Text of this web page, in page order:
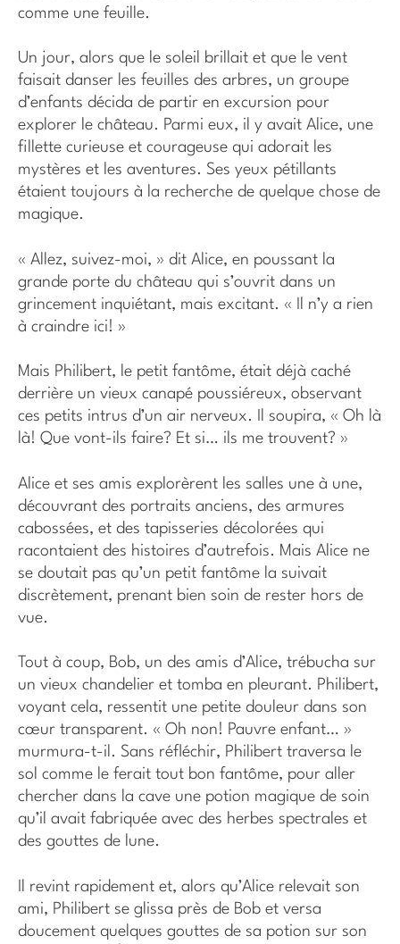
comme une feuille.
Un jour, alors que le soleil brillait et que le vent
faisait danser les feuilles des arbres, un groupe
d’enfants décida de partir en excursion pour
explorer le château. Parmi eux, il y avait Alice, une
fillette curieuse et courageuse qui adorait les
mystères et les aventures. Ses yeux pétillants
étaient toujours à la recherche de quelque chose de
magique.
« Allez, suivez-moi, » dit Alice, en poussant la
grande porte du château qui s’ouvrit dans un
grincement inquiétant, mais excitant. « Il n’y a rien
à craindre ici! »
Mais Philibert, le petit fantôme, était déjà caché
derrière un vieux canapé poussiéreux, observant
ces petits intrus d’un air nerveux. Il soupira, « Oh là
là! Que vont-ils faire? Et si… ils me trouvent? »
Alice et ses amis explorèrent les salles une à une,
découvrant des portraits anciens, des armures
cabossées, et des tapisseries décolorées qui
racontaient des histoires d’autrefois. Mais Alice ne
se doutait pas qu’un petit fantôme la suivait
discrètement, prenant bien soin de rester hors de
vue.
Tout à coup, Bob, un des amis d’Alice, trébucha sur
un vieux chandelier et tomba en pleurant. Philibert,
voyant cela, ressentit une petite douleur dans son
cœur transparent. « Oh non! Pauvre enfant… »
murmura-t-il. Sans réfléchir, Philibert traversa le
sol comme le ferait tout bon fantôme, pour aller
chercher dans la cave une potion magique de soin
qu’il avait fabriquée avec des herbes spectrales et
des gouttes de lune.
Il revint rapidement et, alors qu’Alice relevait son
ami, Philibert se glissa près de Bob et versa
doucement quelques gouttes de sa potion sur son